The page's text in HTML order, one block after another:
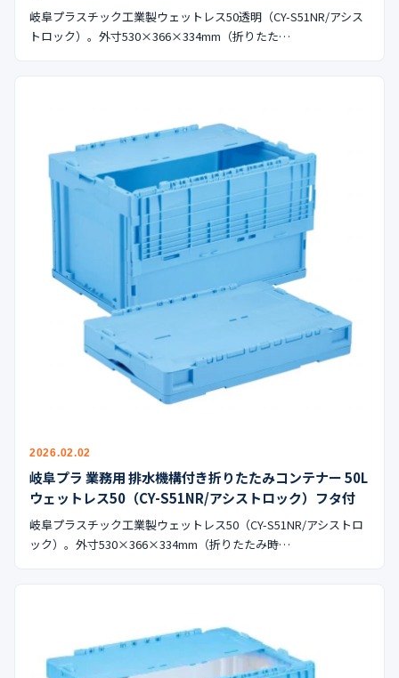
岐阜プラスチック工業製ウェットレス50透明（CY-S51NR/アシス
トロック）。外寸530×366×334mm（折りたた…
2026.02.02
岐阜プラ 業務用 排水機構付き折りたたみコンテナー 50L
ウェットレス50（CY-S51NR/アシストロック）フタ付
岐阜プラスチック工業製ウェットレス50（CY-S51NR/アシストロ
ック）。外寸530×366×334mm（折りたたみ時…